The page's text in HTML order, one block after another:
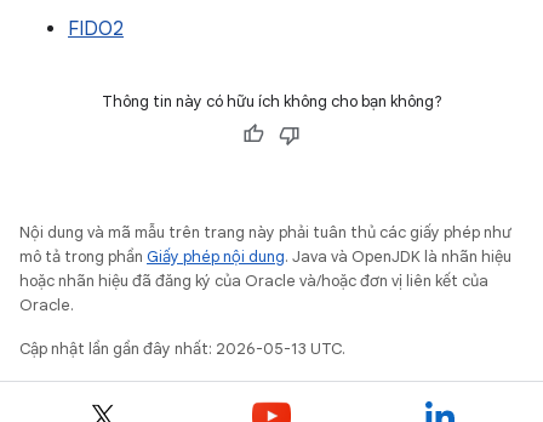
FIDO2
Thông tin này có hữu ích không cho bạn không?
Nội dung và mã mẫu trên trang này phải tuân thủ các giấy phép như
mô tả trong phần Giấy phép nội dung. Java và OpenJDK là nhãn hiệu
hoặc nhãn hiệu đã đăng ký của Oracle và/hoặc đơn vị liên kết của
Oracle.
Cập nhật lần gần đây nhất: 2026-05-13 UTC.